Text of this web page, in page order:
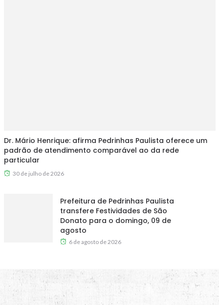
Dr. Mário Henrique: afirma Pedrinhas Paulista oferece um
padrão de atendimento comparável ao da rede
particular
30 de julho de 2026
Prefeitura de Pedrinhas Paulista
transfere Festividades de São
Donato para o domingo, 09 de
agosto
6 de agosto de 2026